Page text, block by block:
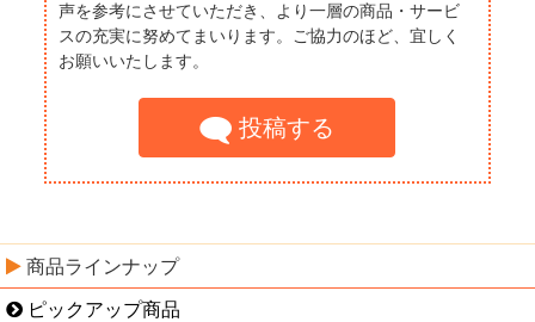
声を参考にさせていただき、より一層の商品・サービ
スの充実に努めてまいります。ご協力のほど、宜しく
お願いいたします。
投稿する
商品ラインナップ
ピックアップ商品